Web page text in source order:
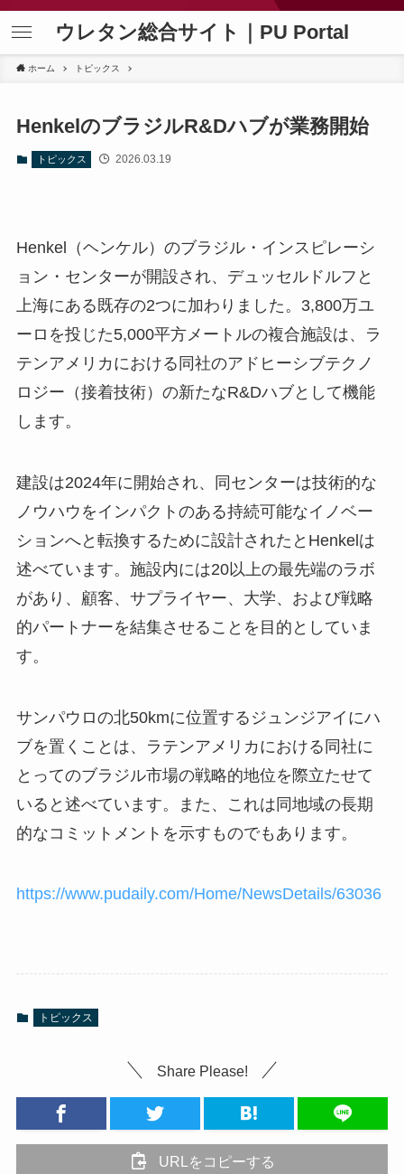
ウレタン総合サイト｜PU Portal
ホーム トピックス
HenkelのブラジルR&Dハブが業務開始
トピックス 2026.03.19
Henkel（ヘンケル）のブラジル・インスピレーシ
ョン・センターが開設され、デュッセルドルフと
上海にある既存の2つに加わりました。3,800万ユ
ーロを投じた5,000平方メートルの複合施設は、ラ
テンアメリカにおける同社のアドヒーシブテクノ
ロジー（接着技術）の新たなR&Dハブとして機能
します。
建設は2024年に開始され、同センターは技術的な
ノウハウをインパクトのある持続可能なイノベー
ションへと転換するために設計されたとHenkelは
述べています。施設内には20以上の最先端のラボ
があり、顧客、サプライヤー、大学、および戦略
的パートナーを結集させることを目的としていま
す。
サンパウロの北50kmに位置するジュンジアイにハ
ブを置くことは、ラテンアメリカにおける同社に
とってのブラジル市場の戦略的地位を際立たせて
いると述べています。また、これは同地域の長期
的なコミットメントを示すものでもあります。
https://www.pudaily.com/Home/NewsDetails/63036
トピックス
Share Please!
URLをコピーする